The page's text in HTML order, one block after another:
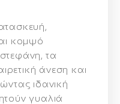
κομψό
τα
άνεση και
ιδανική
γυαλιά